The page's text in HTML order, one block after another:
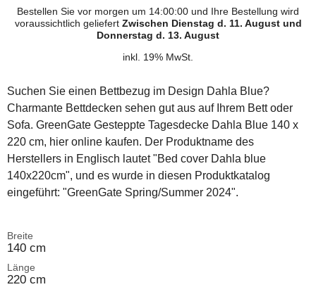
Bestellen Sie vor morgen um 14:00:00 und Ihre Bestellung wird
voraussichtlich geliefert Zwischen Dienstag d. 11. August und
Donnerstag d. 13. August
inkl. 19% MwSt.
Suchen Sie einen Bettbezug im Design Dahla Blue?
Charmante Bettdecken sehen gut aus auf Ihrem Bett oder
Sofa. GreenGate Gesteppte Tagesdecke Dahla Blue 140 x
220 cm, hier online kaufen. Der Produktname des
Herstellers in Englisch lautet "Bed cover Dahla blue
140x220cm", und es wurde in diesen Produktkatalog
eingeführt: "GreenGate Spring/Summer 2024".
Breite
140 cm
Länge
220 cm